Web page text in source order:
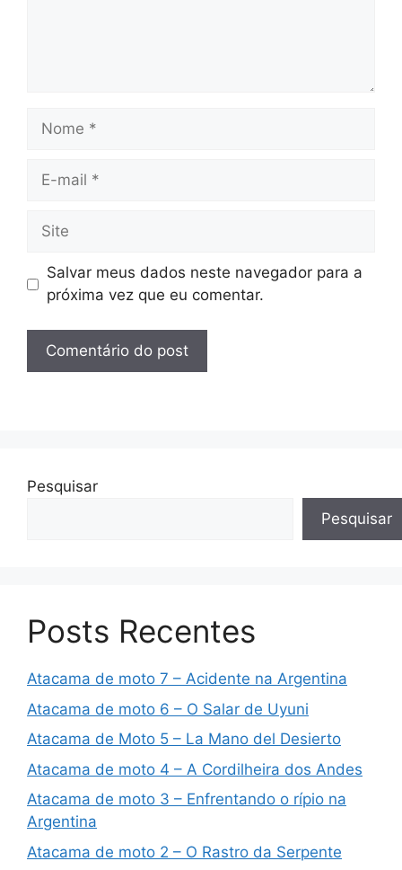
Nome
Site
Salvar meus dados neste navegador para a
próxima vez que eu comentar.
Pesquisar
Pesquisar
Posts Recentes
Atacama de moto 7 – Acidente na Argentina
Atacama de moto 6 – O Salar de Uyuni
Atacama de Moto 5 – La Mano del Desierto
Atacama de moto 4 – A Cordilheira dos Andes
Atacama de moto 3 – Enfrentando o rípio na
Argentina
Atacama de moto 2 – O Rastro da Serpente